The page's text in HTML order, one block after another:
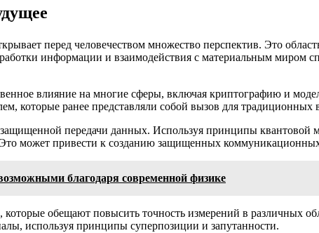
перед человечеством множество перспектив. Это
информации и взаимодействия с материальным миром
влияние на многие сферы, включая криптографию и
которые ранее представляли собой вызов для
передачи данных. Используя принципы квантовой
может привести к созданию защищенных
благодаря современной физике
, которые обещают повысить точность измерений в различных
используя принципы суперпозиции и запутанности.